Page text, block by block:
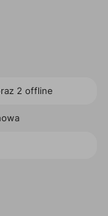
2 offline